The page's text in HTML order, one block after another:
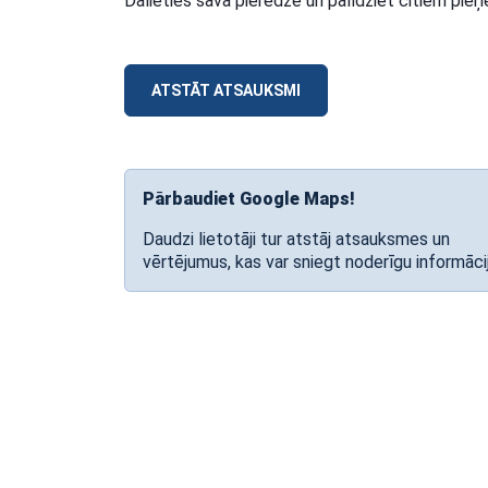
ATSTĀT ATSAUKSMI
Pārbaudiet Google Maps!
Daudzi lietotāji tur atstāj atsauksmes un
vērtējumus, kas var sniegt noderīgu